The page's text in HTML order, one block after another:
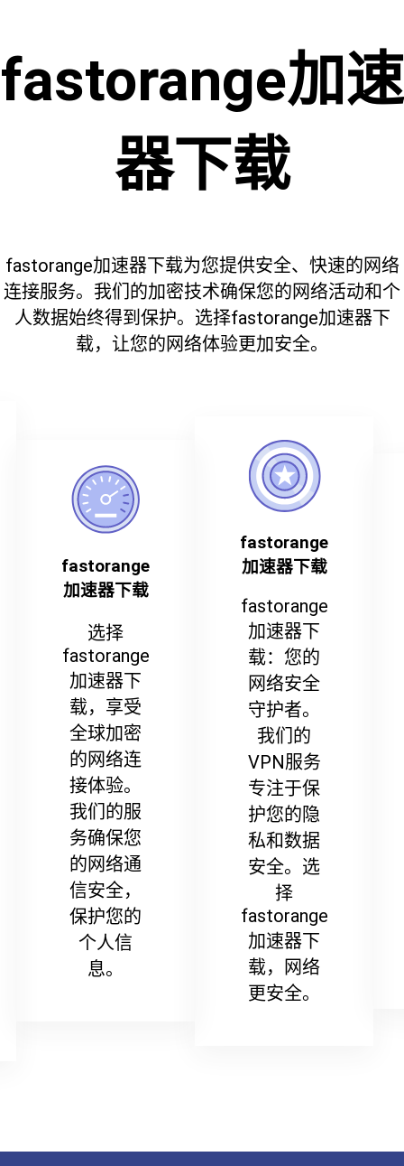
fastorange加速
器下载
fastorange加速器下载为您提供安全、快速的网络
连接服务。我们的加密技术确保您的网络活动和个
人数据始终得到保护。选择fastorange加速器下
载，让您的网络体验更加安全。
fastorange
加速器下载
选择
fastorange
加速器下
载，享受
全球加密
的网络连
接体验。
我们的服
务确保您
的网络通
信安全，
保护您的
个人信
息。
fastorange
加速器下载
fastorange
加速器下
载：您的
网络安全
守护者。
我们的
VPN服务
专注于保
护您的隐
私和数据
安全。选
择
fastorange
加速器下
载，网络
更安全。